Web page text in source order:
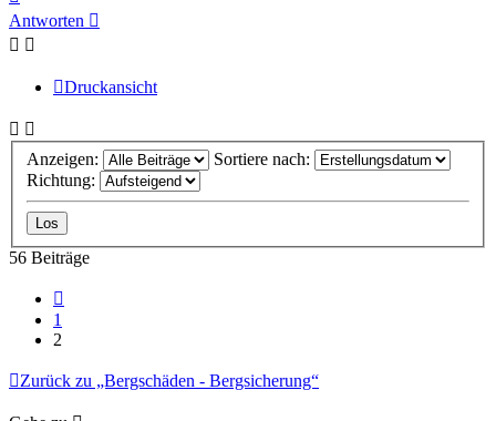
oben
Antworten
Druckansicht
Anzeigen:
Sortiere nach:
Richtung:
56 Beiträge
1
2
Zurück zu „Bergschäden - Bergsicherung“